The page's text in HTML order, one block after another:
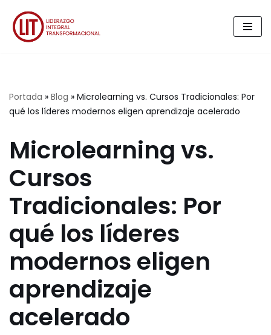
Saltar
Portada » Blog » Microlearning vs. Cursos Tradicionales: Por
qué los líderes modernos eligen aprendizaje acelerado
Microlearning vs.
Cursos
Tradicionales: Por
qué los líderes
modernos eligen
aprendizaje
acelerado